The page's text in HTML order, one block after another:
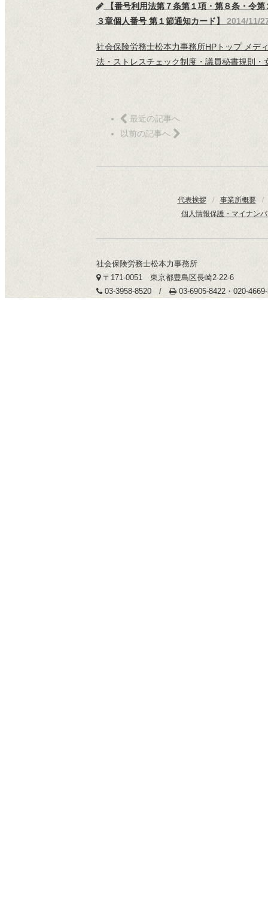
【番号利用法第７条第１項・第８条・令
３章個人番号 第１節通知カード】 2014/11/
社会保険労務士松本力事務所HPトップ メデ
法・ストレスチェック制度・議員秘書規則
最近の記事へ
以前の記事へ
代表挨拶 / 事業所概要
/
個人情報保護・マイナン
社会保険労務士松本力事務所
〒171-0051 東京都豊島区長崎2-22-6
03-3958-8520 /
03-6905-8422・020-